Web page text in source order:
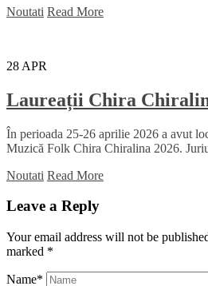
Noutati Read More
28 APR
Laureații Chira
În perioada 25-26 aprilie 2026 a avut
Muzică Folk Chira Chiralina 2026.
Noutati Read More
Leave a Reply
Your email address will not be
marked *
Name*